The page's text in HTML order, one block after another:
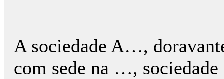
A sociedade A…,
com sede na …,